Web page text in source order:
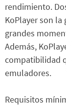
rendimiento.
KoPlayer son
grandes
Además,
compatibilidad
emuladores.
Requisitos